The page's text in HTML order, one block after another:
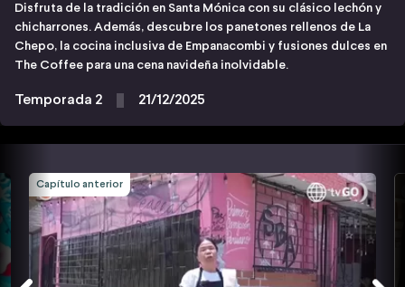
Disfruta de la tradición en Santa Mónica con su clásico lechón y
chicharrones. Además, descubre los panetones rellenos de La
Chepo, la cocina inclusiva de Empanacombi y fusiones dulces en
The Coffee para una cena navideña inolvidable.
Temporada 2 21/12/2025
Capítulo anterior